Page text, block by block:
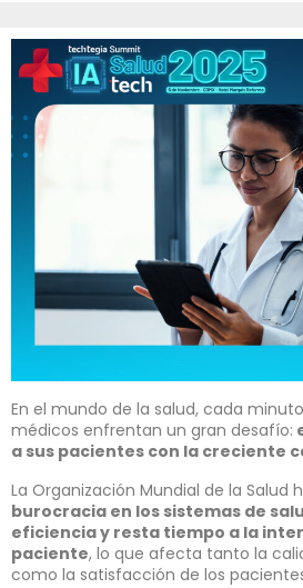
En el mundo de la salud, cada
médicos enfrentan un gran desafío:
a sus pacientes con la creciente
La Organización Mundial de la Salud
burocracia en los sistemas de
eficiencia y resta tiempo a la
paciente, lo que afecta tanto la
como la satisfacción de los